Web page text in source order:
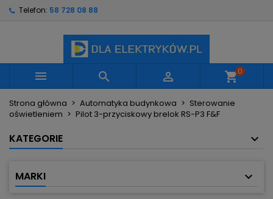
Telefon: 58 728 08 88
   shopping_cart0
Strona główna Automatyka budynkowa
Sterowanie
oświetleniem
Pilot 3-przyciskowy brelok RS-P3 F&F
KATEGORIE
MARKI
Utwórz nową listę
Nazwa listy życzeń
Anuluj Utwórz listę życzeń
Musisz być zalogowany by zapisać produkty na
swojej liście życzeń.
Anuluj Zaloguj się